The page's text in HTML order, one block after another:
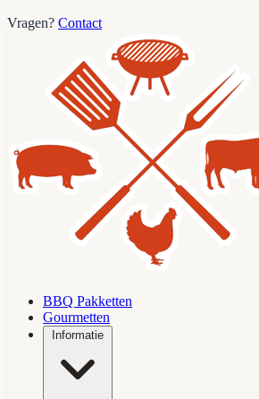
Vragen? Contact
BBQ Pakketten
Gourmetten
Informatie